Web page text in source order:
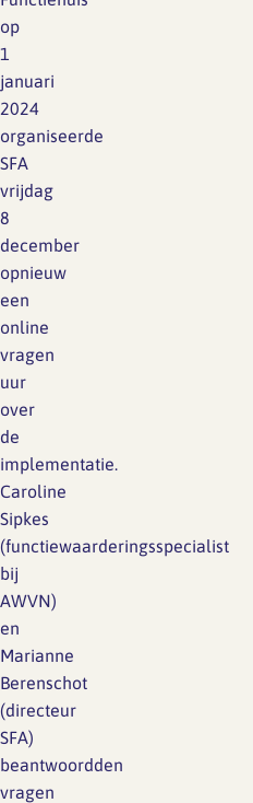
op
1
januari
2024
organiseerde
SFA
vrijdag
8
december
opnieuw
een
online
vragen
uur
over
de
implementatie.
Caroline
Sipkes
(functiewaarderingsspecialist
bij
AWVN)
en
Marianne
Berenschot
(directeur
SFA)
beantwoordden
vragen